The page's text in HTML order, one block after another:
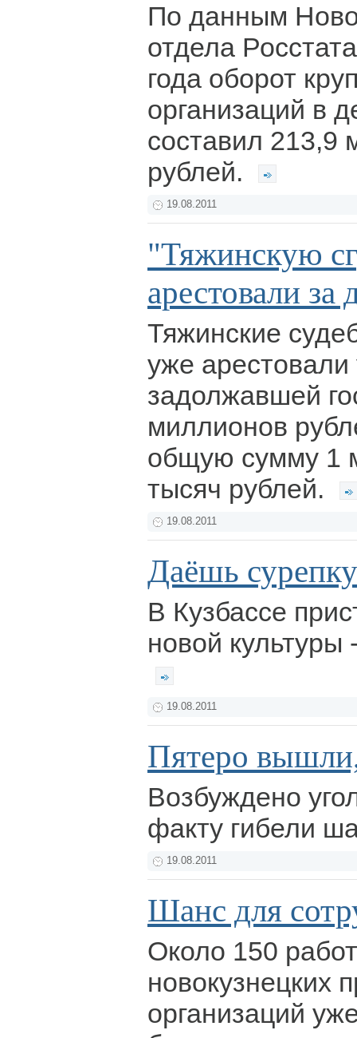
По данным
отдела
года оборот
организаций в
составил 213,9
рублей.
19.08.2011
"Тяжинскую
арестовали за
Тяжинские
уже арестовали
задолжавшей
миллионов
общую сумму 1
тысяч рублей.
19.08.2011
Даёшь
В Кузбассе
новой
19.08.2011
Пятеро
Возбуждено
факту гибели
19.08.2011
Шанс для
Около 150
новокузнецких
организаций